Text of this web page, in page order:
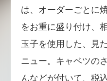
は、オーダーごとに
をお重に盛り付け、
玉子を使用した、見
ニュー。キャベツの
んなどが付いて、税